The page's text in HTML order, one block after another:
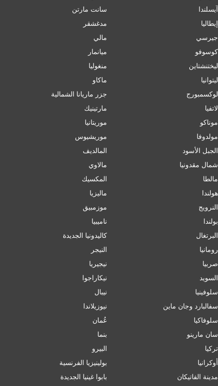
آيسلندا
إﯾﻄﺎﻟﯿﺎ
جيرسي
كوسوفو
ليختنشتاين
ليتوانيا
لوكسمبورج
لاتفيا
موناكو
مولدوفا
الجبل الأسود
شمال مقدونيا
مالطا
هولندا
النرويج
بولندا
البرتغال
رومانيا
صربيا
السويد
سلوفينيا
سفالبارد وجان ماين
سلوفاكيا
سان مارينو
تركيا
أوكرانيا
مدينة الفاتيكان
سانت مارتن
مدغشقر
مالي
ميانمار
منغوليا
ماكاو
جزر ماريانا الشمالية
مارتينيك
موريتانيا
موريشيوس
المالديف
مالاوي
المكسيك
ماليزيا
موزمبيق
ناميبيا
كاليدونيا الجديدة
النيجر
نيجيريا
نيكاراجوا
نيبال
نيوزيلاندا
عُمان
بنما
البيرو
بولينيزيا الفرنسية
بابوا غينيا الجديدة